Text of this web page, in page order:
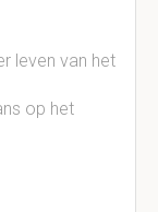
leven van het
op het